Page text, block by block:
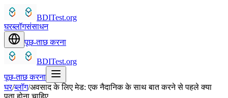
BDITest.org
घरब्लॉगसंसाधन
पूछ-ताछ करना
BDITest.org
पूछ-ताछ करना
घर/ब्लॉग/अवसाद के लिए मेड: एक नैदानिक के साथ बात करने से पहले क्या
पता होना चाहिए